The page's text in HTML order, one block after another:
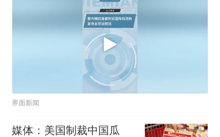
界面新闻
媒体：美国制裁中国瓜